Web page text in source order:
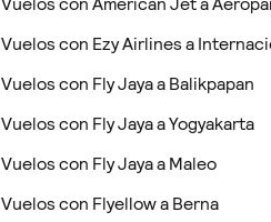
Vuelos con Ezy Airlines a
Vuelos con Fly Jaya a Balikpapan
Vuelos con Fly Jaya a Yogyakarta
Vuelos con Fly Jaya a Maleo
Vuelos con Flyellow a Berna